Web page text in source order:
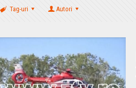
Tag-uri Autori